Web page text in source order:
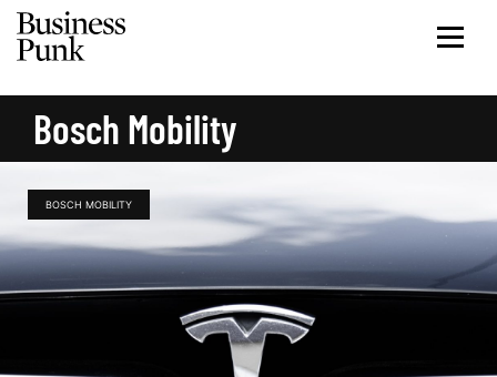
Bosch Mobility
BOSCH MOBILITY